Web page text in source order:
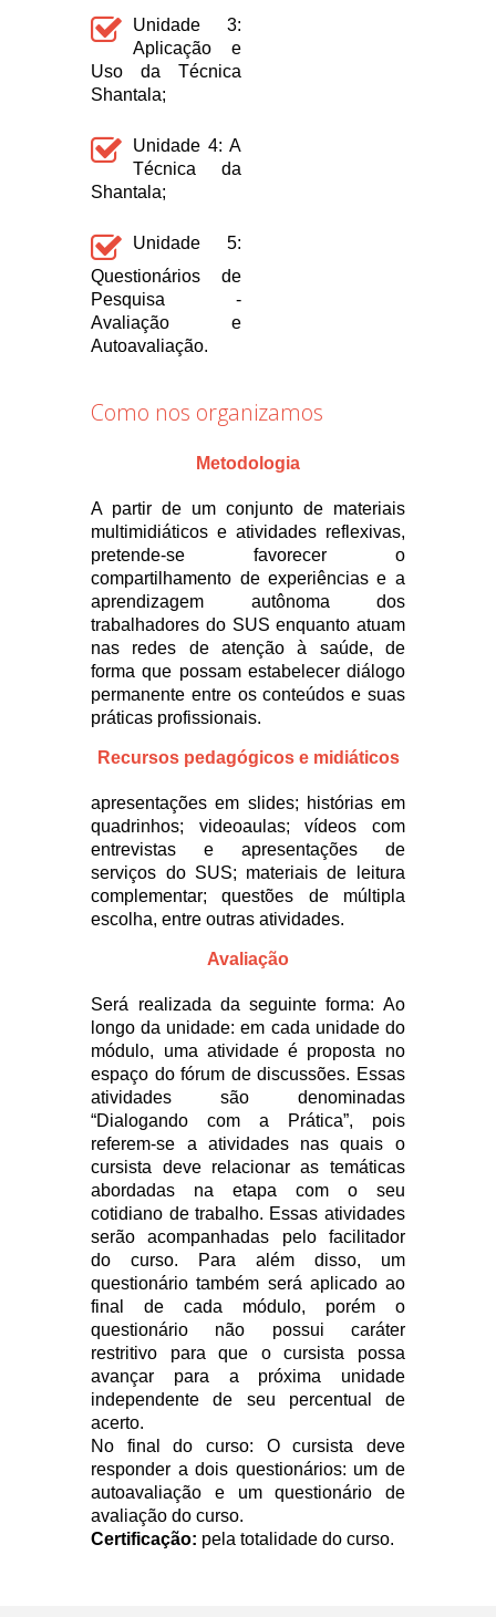
Unidade 3:
Aplicação e
Uso da Técnica
Shantala;
Unidade 4: A
Técnica da
Shantala;
Unidade 5:
Questionários de
Pesquisa -
Avaliação e
Autoavaliação.
Como nos organizamos
Metodologia
A partir de um conjunto de materiais
multimidiáticos e atividades reflexivas,
pretende-se favorecer o
compartilhamento de experiências e a
aprendizagem autônoma dos
trabalhadores do SUS enquanto atuam
nas redes de atenção à saúde, de
forma que possam estabelecer diálogo
permanente entre os conteúdos e suas
práticas profissionais.
Recursos pedagógicos e midiáticos
apresentações em slides; histórias em
quadrinhos; videoaulas; vídeos com
entrevistas e apresentações de
serviços do SUS; materiais de leitura
complementar; questões de múltipla
escolha, entre outras atividades.
Avaliação
Será realizada da seguinte forma: Ao
longo da unidade: em cada unidade do
módulo, uma atividade é proposta no
espaço do fórum de discussões. Essas
atividades são denominadas
“Dialogando com a Prática”, pois
referem-se a atividades nas quais o
cursista deve relacionar as temáticas
abordadas na etapa com o seu
cotidiano de trabalho. Essas atividades
serão acompanhadas pelo facilitador
do curso. Para além disso, um
questionário também será aplicado ao
final de cada módulo, porém o
questionário não possui caráter
restritivo para que o cursista possa
avançar para a próxima unidade
independente de seu percentual de
acerto.
No final do curso: O cursista deve
responder a dois questionários: um de
autoavaliação e um questionário de
avaliação do curso.
Certificação: pela totalidade do curso.